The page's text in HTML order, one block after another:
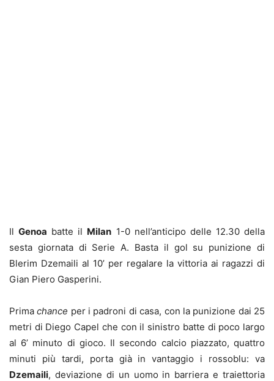
IlGenoa batte il Milan 1-0 nell’anticipo delle 12.30 della
sesta giornata di Serie A. Basta il gol su punizione di
Blerim Dzemaili al 10’ per regalare la vittoria ai ragazzi di
Gian Piero Gasperini.
Primachance per i padroni di casa, con la punizione dai 25
metri di Diego Capel che con il sinistro batte di poco largo
al 6’ minuto di gioco. Il secondo calcio piazzato, quattro
minuti più tardi, porta già in vantaggio i rossoblu: va
Dzemaili, deviazione di un uomo in barriera e traiettoria